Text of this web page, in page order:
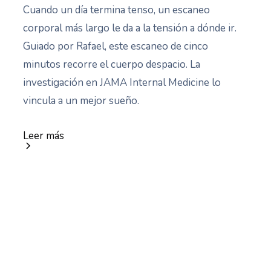
Cuando un día termina tenso, un escaneo
corporal más largo le da a la tensión a dónde ir.
Guiado por Rafael, este escaneo de cinco
minutos recorre el cuerpo despacio. La
investigación en JAMA Internal Medicine lo
vincula a un mejor sueño.
Leer más